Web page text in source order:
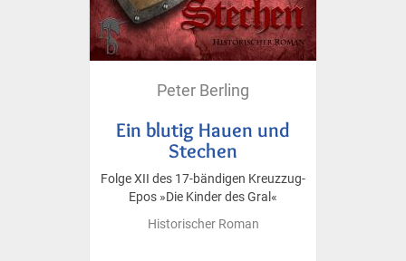
Peter Berling
Ein blutig Hauen und
Stechen
Folge XII des 17-bändigen Kreuzzug-
Epos »Die Kinder des Gral«
Historischer Roman